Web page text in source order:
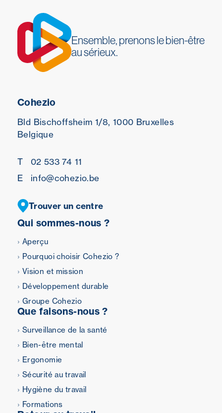
Ensemble, prenons le bien-être
au sérieux.
Qui sommes-nous ?
Aperçu
Pourquoi choisir Cohezio ?
Vision et mission
Développement durable
Groupe Cohezio
Que faisons-nous ?
Surveillance de la santé
Bien-être mental
Ergonomie
Sécurité au travail
Hygiène du travail
Formations
Cohezio
Bld Bischoffsheim 1/8, 1000 Bruxelles
Belgique
T
02 533 74 11
E
info@cohezio.be
Trouver un centre